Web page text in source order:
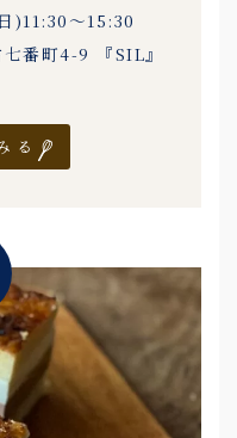
)11:30〜15:30
番町4-9 『SIL』
る